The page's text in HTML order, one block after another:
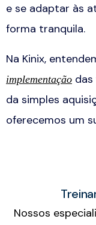
e se adaptar às
forma tranquila.
Na Kinix,
implementação
da simples
oferecemos um
Nossos